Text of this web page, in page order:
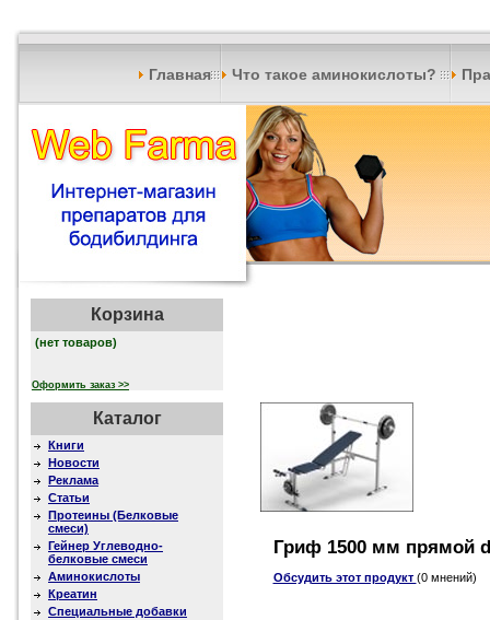
Главная Что такое аминокислоты?
Корзина
(нет товаров)
Оформить заказ >>
Каталог
Книги
Новости
Реклама
Статьи
Протеины (Белковые
смеси)
Гейнер Углеводно-
белковые смеси
Аминокислоты
Креатин
Специальные добавки
Гриф 1500 мм прямой
Обсудить этот продукт (0 мнений)